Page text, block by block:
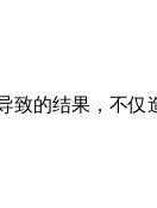
的结果，不仅